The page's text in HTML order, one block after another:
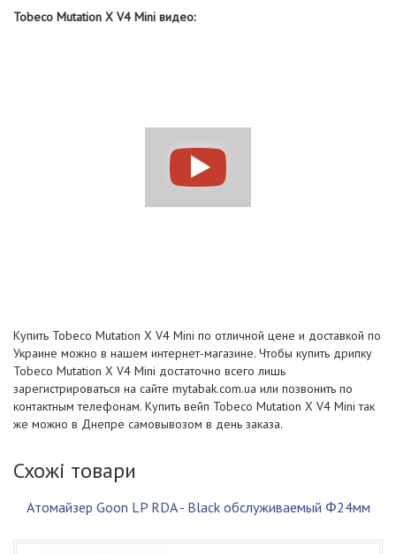
Tobeco Mutation X V4 Мini видео:
Купить Tobeco Mutation X V4 Мini по отличной цене и доставкой по
Украине можно в нашем интернет-магазине. Чтобы купить дрипку
Tobeco Mutation X V4 Мini достаточно всего лишь
зарегистрироваться на сайте mytabak.com.ua или позвонить по
контактным телефонам. Купить вейп Tobeco Mutation X V4 Мini так
же можно в Днепре самовывозом в день заказа.
Схожі товари
Атомайзер Goon LP RDA - Black обслуживаемый Φ24мм